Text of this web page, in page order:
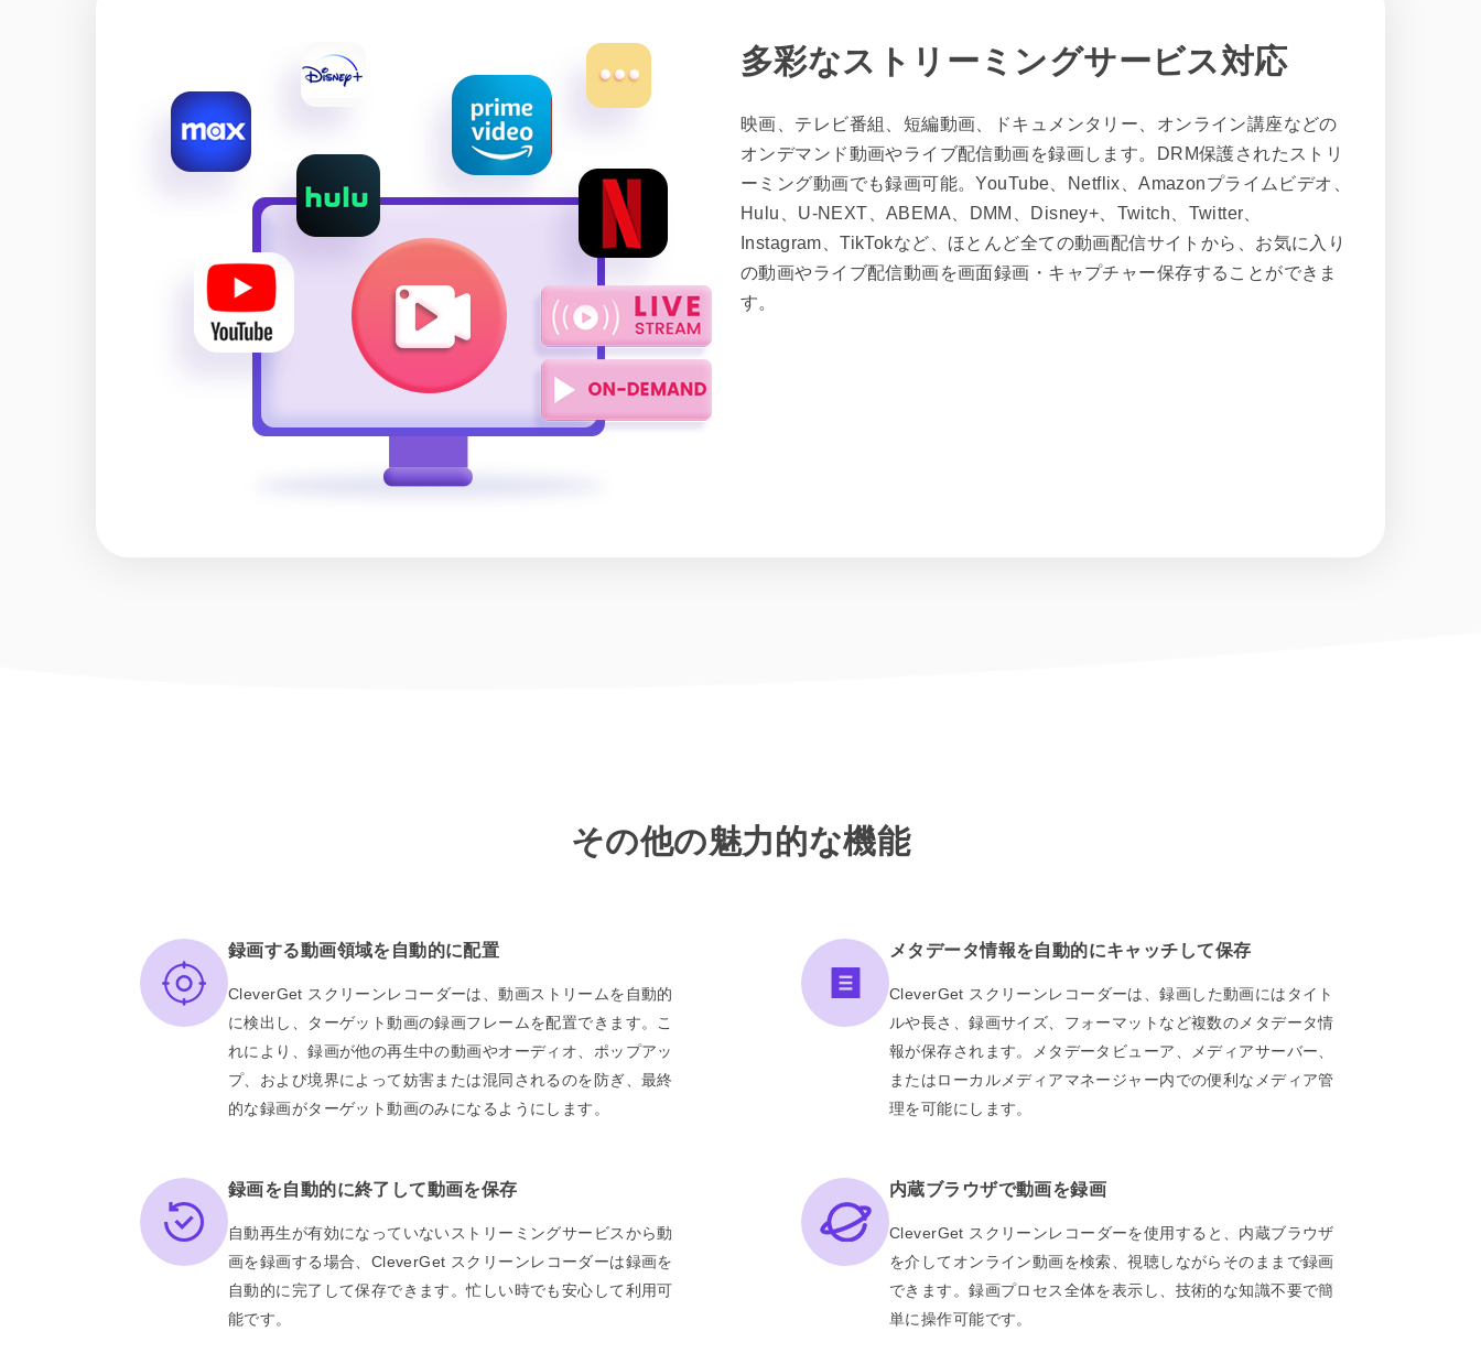
多彩なストリーミングサービス対応
映画、テレビ番組、短編動画、ドキュメンタリー、オンライン講座などの
オンデマンド動画やライブ配信動画を録画します。DRM保護されたストリ
ーミング動画でも録画可能。YouTube、Netflix、Amazonプライムビデオ、
Hulu、U-NEXT、ABEMA、DMM、Disney+、Twitch、Twitter、
Instagram、TikTokなど、ほとんど全ての動画配信サイトから、お気に入り
の動画やライブ配信動画を画面録画・キャプチャー保存することができま
す。
その他の魅力的な機能
録画する動画領域を自動的に配置
CleverGet スクリーンレコーダーは、動画ストリームを自動的
に検出し、ターゲット動画の録画フレームを配置できます。こ
れにより、録画が他の再生中の動画やオーディオ、ポップアッ
プ、および境界によって妨害または混同されるのを防ぎ、最終
的な録画がターゲット動画のみになるようにします。
メタデータ情報を自動的にキャッチして保存
CleverGet スクリーンレコーダーは、録画した動画にはタイト
ルや長さ、録画サイズ、フォーマットなど複数のメタデータ情
報が保存されます。メタデータビューア、メディアサーバー、
またはローカルメディアマネージャー内での便利なメディア管
理を可能にします。
録画を自動的に終了して動画を保存
自動再生が有効になっていないストリーミングサービスから動
画を録画する場合、CleverGet スクリーンレコーダーは録画を
自動的に完了して保存できます。忙しい時でも安心して利用可
能です。
内蔵ブラウザで動画を録画
CleverGet スクリーンレコーダーを使用すると、内蔵ブラウザ
を介してオンライン動画を検索、視聴しながらそのままで録画
できます。録画プロセス全体を表示し、技術的な知識不要で簡
単に操作可能です。